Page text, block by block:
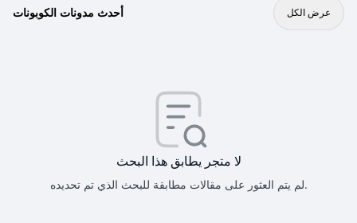
أحدث مدونات الكوبونات عرض الكل
لا متجر يطابق هذا البحث
لم يتم العثور على مقالات مطابقة للبحث الذي تم تحديده.